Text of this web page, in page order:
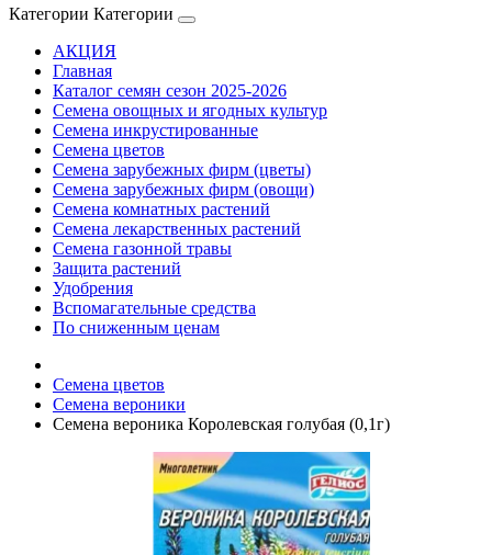
Категории Категории
АКЦИЯ
Главная
Каталог семян сезон 2025-2026
Семена овощных и ягодных культур
Семена инкрустированные
Семена цветов
Семена зарубежных фирм (цветы)
Семена зарубежных фирм (овощи)
Семена комнатных растений
Семена лекарственных растений
Семена газонной травы
Защита растений
Удобрения
Вспомагательные средства
По сниженным ценам
Семена цветов
Семена вероники
Семена вероника Королевская голубая (0,1г)